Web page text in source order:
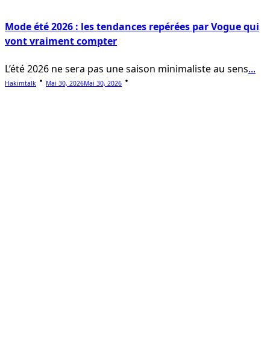
Mode été 2026 : les tendances repérées par Vogue qui
vont vraiment compter
L’été 2026 ne sera pas une saison minimaliste au sens...
Hakimtalk Mai 30, 2026Mai 30, 2026